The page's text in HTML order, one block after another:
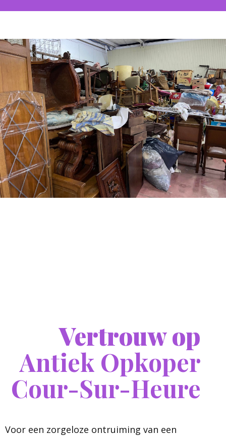
Vertrouw op
Antiek Opkoper
Cour-Sur-Heure
Voor een zorgeloze ontruiming van een